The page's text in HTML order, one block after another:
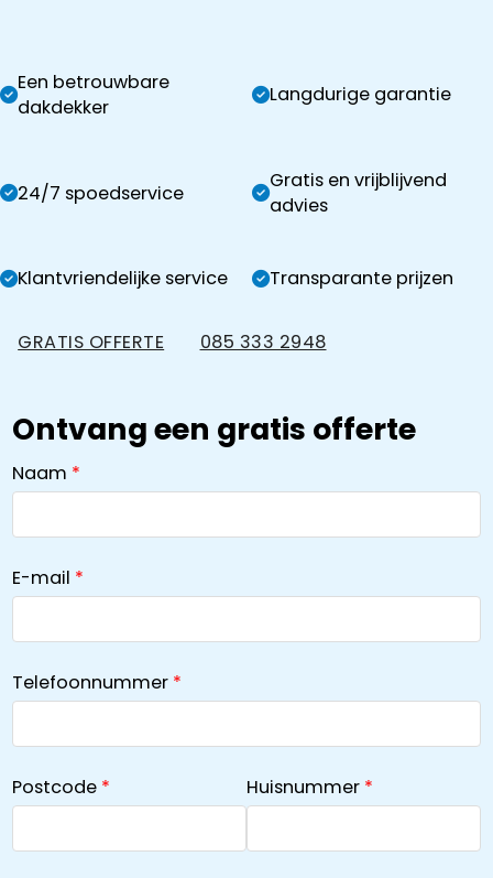
Een betrouwbare
dakdekker
Langdurige garantie
24/7 spoedservice
Gratis en vrijblijvend
advies
Klantvriendelijke service Transparante prijzen
GRATIS OFFERTE 085 333 2948
Ontvang een gratis offerte
Naam
E-mail
Telefoonnummer
Postcode Huisnummer